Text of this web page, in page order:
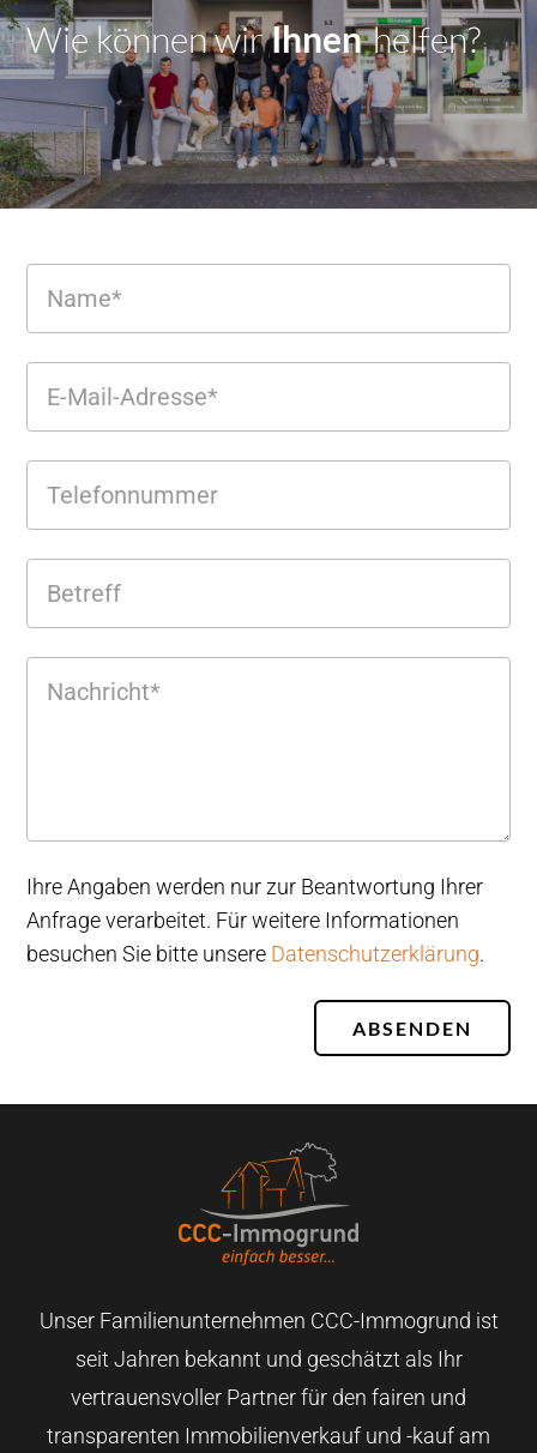
Wie können wirDir|helfen?
Ihre Angaben werden nur zur Beantwortung Ihrer
Anfrage verarbeitet. Für weitere Informationen
besuchen Sie bitte unsere Datenschutzerklärung.
ABSENDEN
Unser Familienunternehmen CCC-Immogrund ist
seit Jahren bekannt und geschätzt als Ihr
vertrauensvoller Partner für den fairen und
transparenten Immobilienverkauf und -kauf am